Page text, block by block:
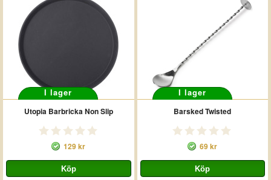
I lager
Utopia Barbricka Non Slip
129 kr
I lager
Barsked Twisted
69 kr